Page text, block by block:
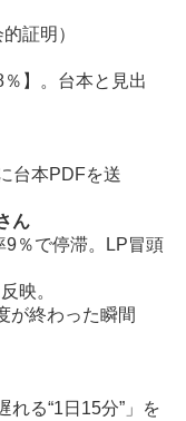
的証明）
】。台本と見出
台本PDFを送
ん
9％で停滞。LP冒頭
映。
終わった瞬間
れる“1日15分”」を